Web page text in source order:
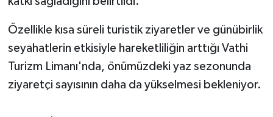
Özellikle kısa süreli turistik ziyaretler ve günübirlik
seyahatlerin etkisiyle hareketliliğin arttığı Vathi
Turizm Limanı'nda, önümüzdeki yaz sezonunda
ziyaretçi sayısının daha da yükselmesi bekleniyor.